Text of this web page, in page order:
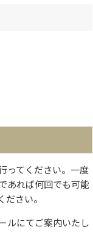
ってください。一度
あれば何回でも可能
さい。
ルにてご案内いたし